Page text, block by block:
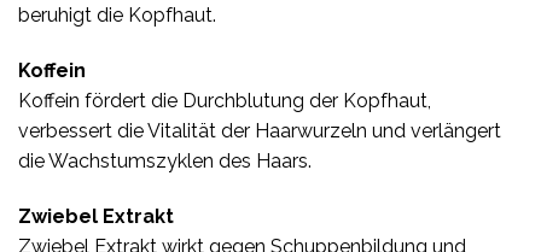
beruhigt die Kopfhaut.
Koffein
Koffein fördert die Durchblutung der Kopfhaut,
verbessert die Vitalität der Haarwurzeln und verlängert
die Wachstumszyklen des Haars.
Zwiebel Extrakt
Zwiebel Extrakt wirkt gegen Schuppenbildung und